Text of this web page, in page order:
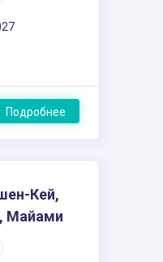
Подробнее
Кей,
Майами